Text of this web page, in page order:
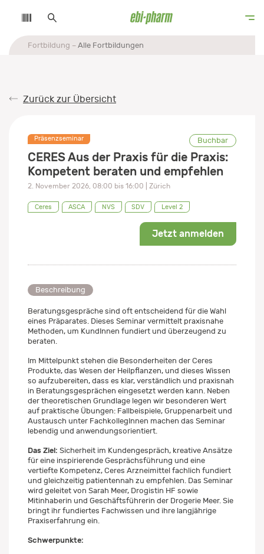
Fortbildung Alle Fortbildungen
Zurück zur Übersicht
Präsenzseminar Buchbar
CERES Aus der Praxis für die Praxis:
Kompetent beraten und empfehlen
2. November 2026, 08:00 bis 16:00 | Zürich
Ceres ASCA NVS SDV Level 2
Jetzt anmelden
Beschreibung
Beratungsgespräche sind oft entscheidend für die Wahl
eines Präparates. Dieses Seminar vermittelt praxisnahe
Methoden, um KundInnen fundiert und überzeugend zu
beraten.
Im Mittelpunkt stehen die Besonderheiten der Ceres
Produkte, das Wesen der Heilpflanzen, und dieses Wissen
so aufzubereiten, dass es klar, verständlich und praxisnah
in Beratungsgesprächen eingesetzt werden kann. Neben
der theoretischen Grundlage legen wir besonderen Wert
auf praktische Übungen: Fallbeispiele, Gruppenarbeit und
Austausch unter FachkollegInnen machen das Seminar
lebendig und anwendungsorientiert.
Das Ziel: Sicherheit im Kundengespräch, kreative Ansätze
für eine inspirierende Gesprächsführung und eine
vertiefte Kompetenz, Ceres Arzneimittel fachlich fundiert
und gleichzeitig patientennah zu empfehlen. Das Seminar
wird geleitet von Sarah Meer, Drogistin HF sowie
Mitinhaberin und Geschäftsführerin der Drogerie Meer. Sie
bringt ihr fundiertes Fachwissen und ihre langjährige
Praxiserfahrung ein.
Schwerpunkte: